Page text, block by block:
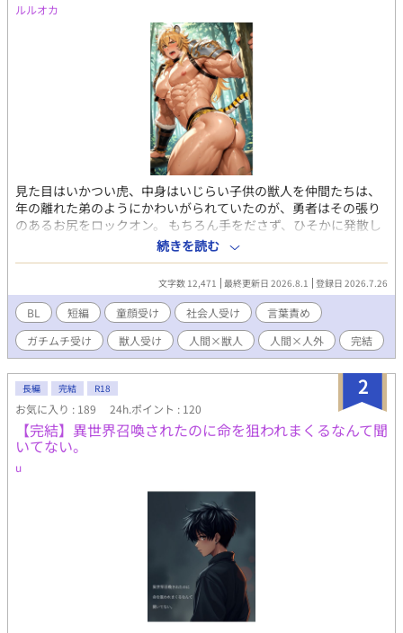
ルルオカ
見た目はいかつい虎、中身はいじらい子供の獣人を仲間たちは、
年の離れた弟のようにかわいがられていたのが、勇者はその張り
のあるお尻をロックオン。 もちろん手をださず、ひそかに発散し
ていたものの、ハプニングで二人きりになり、おまけに彼が発情
期を迎え「どうしよう・・」と涙目で救いを求めてきて・・・。
ファンタジーのBL小説です。勇者×虎の獣人のR18。
続きを読む
文字数 12,471 最終更新日 2026.8.1 登録日 2026.7.26
BL 短編 童顔受け 社会人受け
言葉責め
ガチムチ受け
獣人受け 人間×獣人 人間×人外 完結
2
長編 完結 R18
お気に入り : 189 24h.ポイント : 120
【完結】異世界召喚されたのに命を狙われまくるなんて聞
いてない。
u